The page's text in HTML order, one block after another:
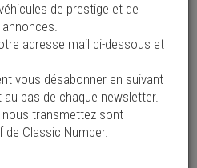
6 Charleston
de prestige et de
adresse mail ci-dessous et
vous désabonner en suivant
bas de chaque newsletter.
transmettez sont
de Classic Number.